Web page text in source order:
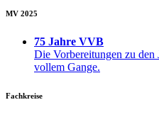
MV 2025
75 Jahre VVB
Die Vorbereitungen zu den
vollem Gange.
Fachkreise